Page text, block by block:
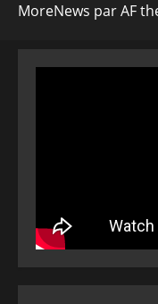
MoreNews par AF